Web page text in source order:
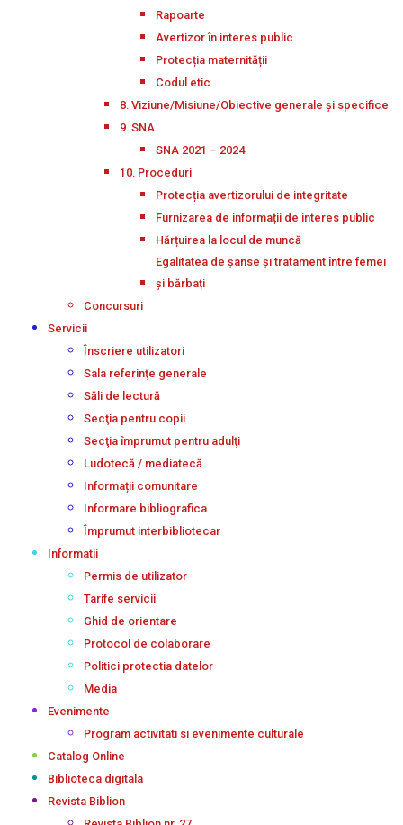
Rapoarte
Avertizor în interes public
Protecția maternității
Codul etic
8. Viziune/Misiune/Obiective generale și specifice
9. SNA
SNA 2021 – 2024
10. Proceduri
Protecția avertizorului de integritate
Furnizarea de informații de interes public
Hărțuirea la locul de muncă
Egalitatea de șanse și tratament între femei
și bărbați
Concursuri
Servicii
Înscriere utilizatori
Sala referinţe generale
Săli de lectură
Secţia pentru copii
Secţia împrumut pentru adulţi
Ludotecă / mediatecă
Informații comunitare
Informare bibliografica
Împrumut interbibliotecar
Informatii
Permis de utilizator
Tarife servicii
Ghid de orientare
Protocol de colaborare
Politici protectia datelor
Media
Evenimente
Program activitati si evenimente culturale
Catalog Online
Biblioteca digitala
Revista Biblion